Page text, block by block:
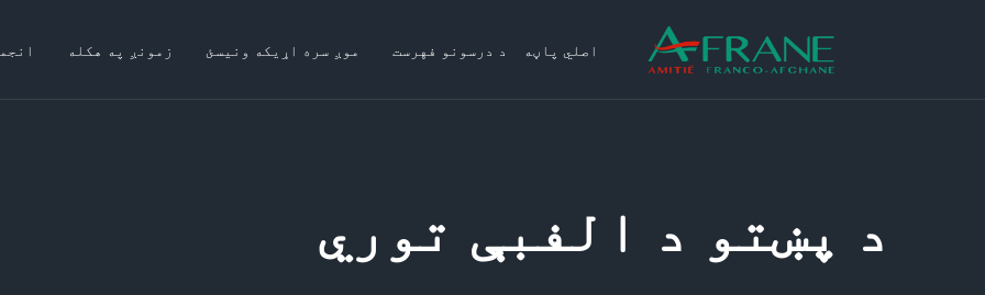
اصلي پاڼه د درسونو فهرست موږ سره اړیکه ونیسئ زمونږ په هکله
د پښتو د اﻟﻔﺒﯥ ﺗﻮري